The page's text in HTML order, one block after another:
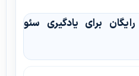
برای یادگیری سئو